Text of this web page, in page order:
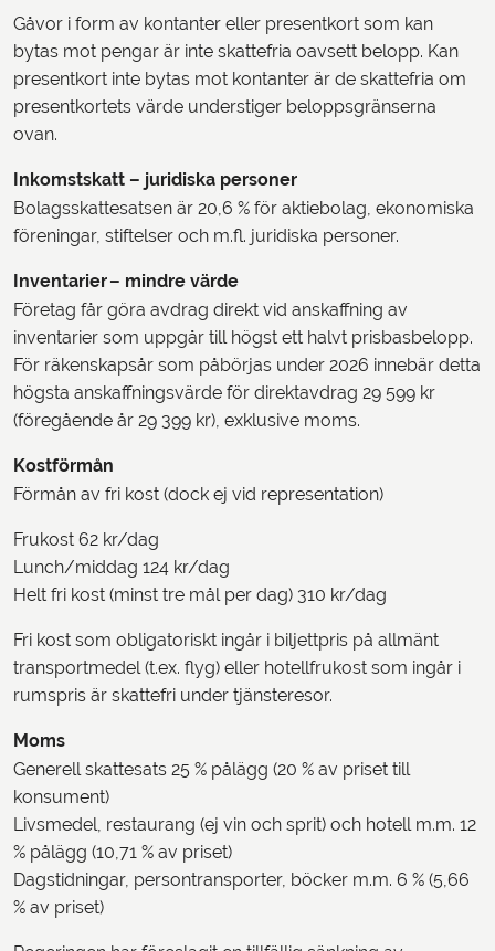
Gåvor i form av kontanter eller presentkort som kan
bytas mot pengar är inte skattefria oavsett belopp. Kan
presentkort inte bytas mot kontanter är de skattefria om
presentkortets värde understiger beloppsgränserna
ovan.
Inkomstskatt – juridiska personer
Bolagsskattesatsen är 20,6 % för aktiebolag, ekonomiska
föreningar, stiftelser och m.fl. juridiska personer.
Inventarier – mindre värde
Företag får göra avdrag direkt vid anskaffning av
inventarier som uppgår till högst ett halvt prisbasbelopp.
För räkenskapsår som påbörjas under 2026 innebär detta
högsta anskaffningsvärde för direktavdrag 29 599 kr
(föregående år 29 399 kr), exklusive moms.
Kostförmån
Förmån av fri kost (dock ej vid representation)
Frukost 62 kr/dag
Lunch/middag 124 kr/dag
Helt fri kost (minst tre mål per dag) 310 kr/dag
Fri kost som obligatoriskt ingår i biljettpris på allmänt
transportmedel (t.ex. flyg) eller hotellfrukost som ingår i
rumspris är skattefri under tjänsteresor.
Moms
Generell skattesats 25 % pålägg (20 % av priset till
konsument)
Livsmedel, restaurang (ej vin och sprit) och hotell m.m. 12
% pålägg (10,71 % av priset)
Dagstidningar, persontransporter, böcker m.m. 6 % (5,66
% av priset)